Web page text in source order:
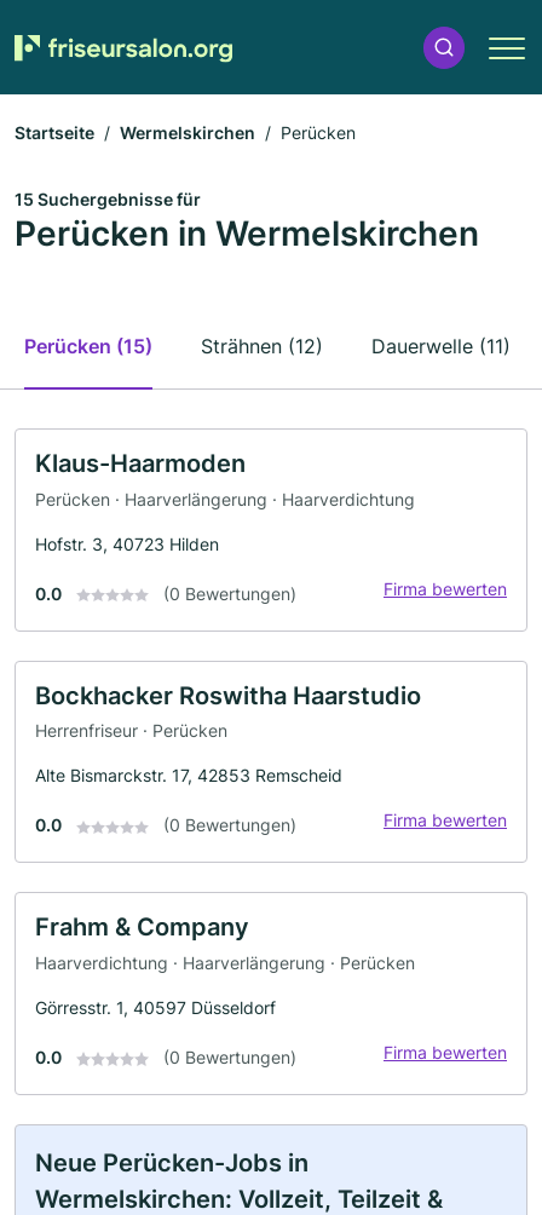
Startseite Wermelskirchen Perücken
15 Suchergebnisse für
Perücken in Wermelskirchen
Perücken (15) Strähnen (12) Dauerwelle (11)
Klaus-Haarmoden
Perücken · Haarverlängerung · Haarverdichtung
Hofstr. 3, 40723 Hilden
0.0 (0 Bewertungen) Firma bewerten
Bockhacker Roswitha Haarstudio
Herrenfriseur · Perücken
Alte Bismarckstr. 17, 42853 Remscheid
0.0 (0 Bewertungen) Firma bewerten
Frahm & Company
Haarverdichtung · Haarverlängerung · Perücken
Görresstr. 1, 40597 Düsseldorf
0.0 (0 Bewertungen) Firma bewerten
Neue Perücken-Jobs in
Wermelskirchen: Vollzeit, Teilzeit &